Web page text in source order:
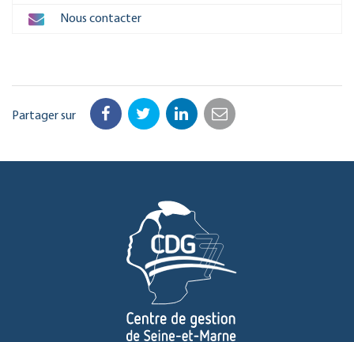
Nous contacter
Partager sur Facebook
TwitterLinkedIn
Email